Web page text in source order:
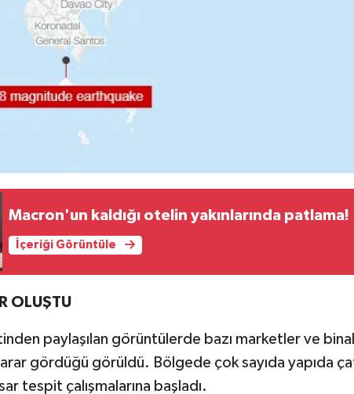
Macron'un kaldığı otelin yakınlarında patlama!
İçeriği Görüntüle
OLUŞTU
paylaşılan görüntülerde bazı marketler ve
gördüğü görüldü. Bölgede çok sayıda yapıda
tespit çalışmalarına başladı.